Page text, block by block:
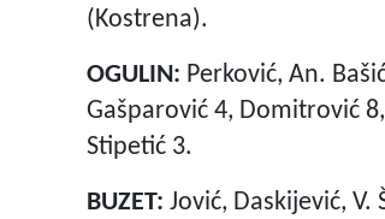
(Kostrena).
OGULIN: Perković, An.
Gašparović 4, Domitrović
Stipetić 3.
BUZET: Jović, Daskijević, V.